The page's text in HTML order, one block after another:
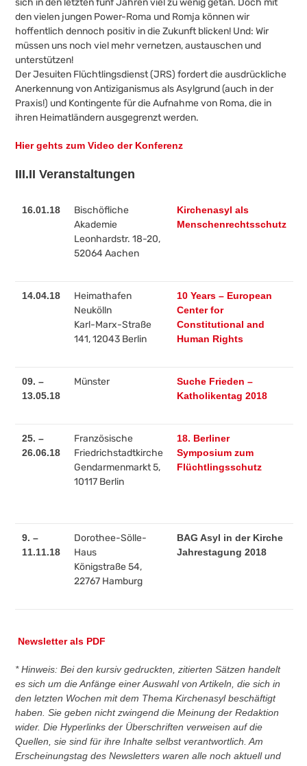
den vielen jungen Power-Roma und Romja können wir
hoffentlich dennoch positiv in die Zukunft blicken! Und: Wir
müssen uns noch viel mehr vernetzen, austauschen und
unterstützen!
Der Jesuiten Flüchtlingsdienst (JRS) fordert die ausdrückliche
Anerkennung von Antiziganismus als Asylgrund (auch in der
Praxis!) und Kontingente für die Aufnahme von Roma, die in
ihren Heimatländern ausgegrenzt werden.
Hier gehts zum Video der Konferenz
III.II Veranstaltungen
16.01.18
Bischöfliche
Akademie
Leonhardstr. 18-20,
52064 Aachen
Kirchenasyl als
Menschenrechtsschutz
14.04.18
Heimathafen
Neukölln
Karl-Marx-Straße
141, 12043 Berlin
10 Years – European
Center for
Constitutional and
Human Rights
09. –
13.05.18
Münster
Suche Frieden –
Katholikentag 2018
25. –
26.06.18
Französische
Friedrichstadtkirche
Gendarmenmarkt 5,
10117 Berlin
18. Berliner
Symposium zum
Flüchtlingsschutz
9. –
11.11.18
Dorothee-Sölle-
Haus
Königstraße 54,
22767 Hamburg
BAG Asyl in der Kirche
Jahrestagung 2018
Newsletter als PDF
* Hinweis: Bei den kursiv gedruckten, zitierten Sätzen handelt
es sich um die Anfänge einer Auswahl von Artikeln, die sich in
den letzten Wochen mit dem Thema Kirchenasyl beschäftigt
haben. Sie geben nicht zwingend die Meinung der Redaktion
wider. Die Hyperlinks der Überschriften verweisen auf die
Quellen, sie sind für ihre Inhalte selbst verantwortlich. Am
Erscheinungstag des Newsletters waren alle noch aktuell und